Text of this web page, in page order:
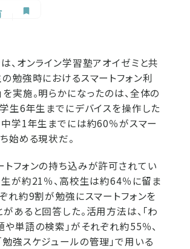
、オンライン学習塾アオイゼミと共
勉強時におけるスマートフォン利
実施。明らかになったのは、全体の
生6年生までにデバイスを操作した
中学1年生までには約60％がスマー
始める現状だ。
トフォンの持ち込みが許可されてい
生が約21％、高校生は約64％に留ま
れ約9割が勉強にスマートフォンを
あると回答した。活用方法は、「わ
や単語の検索」がそれぞれ約55％、
強スケジュールの管理」で用いる